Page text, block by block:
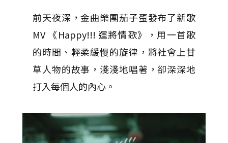
前天夜深，金曲樂團茄子蛋發布了新歌
MV 《Happy!!! 運將情歌》，用一首歌
的時間、輕柔緩慢的旋律，將社會上甘
草人物的故事，淺淺地唱著，卻深深地
打入每個人的內心。